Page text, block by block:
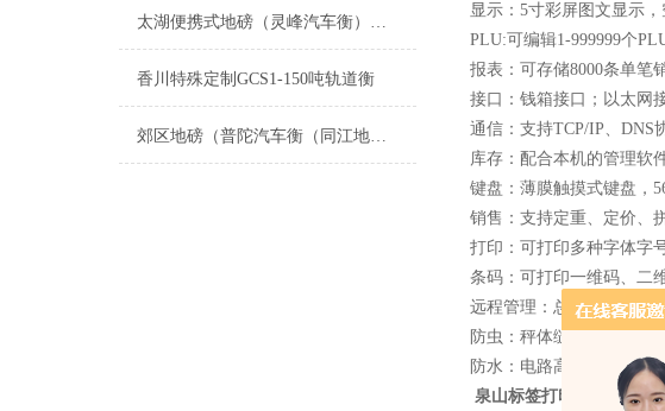
太湖便携式地磅（灵峰汽车衡）孝丰防爆秤（昌硕地磅）安吉便携式汽车衡维修
香川特殊定制GCS1-150吨轨道衡
郊区地磅（普陀汽车衡（同江地磅）虹口汽车衡）富锦地磅维修
显示： 5寸彩屏图文显示
PLU:可编辑1-999999个
报表：可存储8000条单笔
接口：钱箱接口；以太网
通信：支持TCP/IP、 DNS
库存：配合本机的管理软
键盘：薄膜触摸式键盘，
销售：支持定重、定价、
打印：可打印多种字体字
条码：可打印一维码、二
远程管理：总店控制分店
防虫：秤体缝隙小于
防水：电路高度集成在秤
泉山标签打印电子秤 (陆